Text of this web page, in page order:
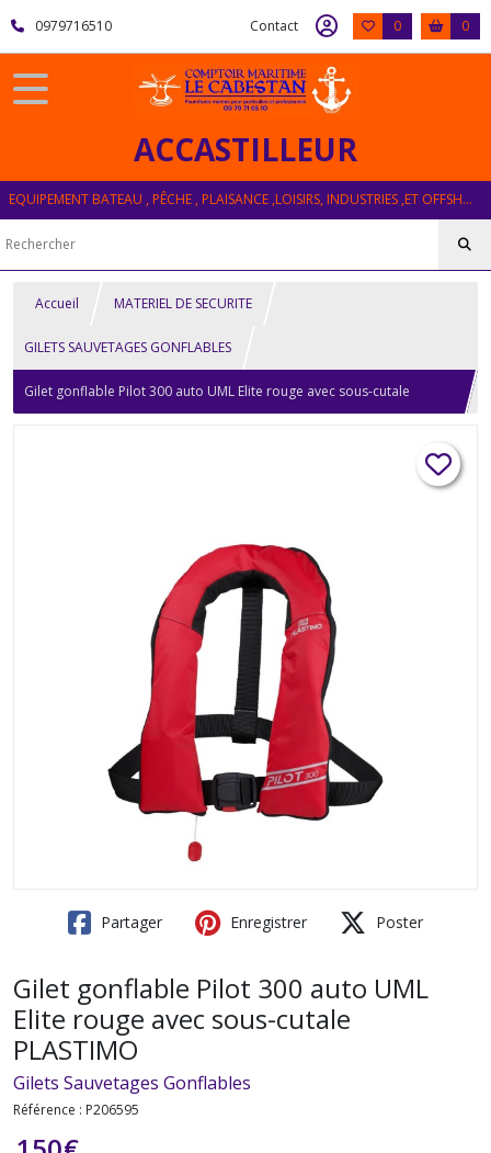
0979716510 Contact 0 0
ACCASTILLEUR
EQUIPEMENT BATEAU , PÊCHE , PLAISANCE ,LOISIRS, INDUSTRIES ,ET OFFSHORE
Accueil MATERIEL DE SECURITE
GILETS SAUVETAGES GONFLABLES
Gilet gonflable Pilot 300 auto UML Elite rouge avec sous-cutale
Partager Enregistrer Poster
Gilet gonflable Pilot 300 auto UML
Elite rouge avec sous-cutale
PLASTIMO
Gilets Sauvetages Gonflables
Référence : P206595